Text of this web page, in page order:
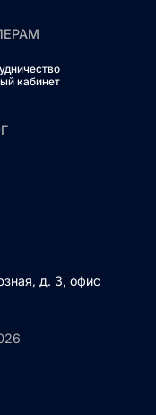
кабинет
д. 3, офис